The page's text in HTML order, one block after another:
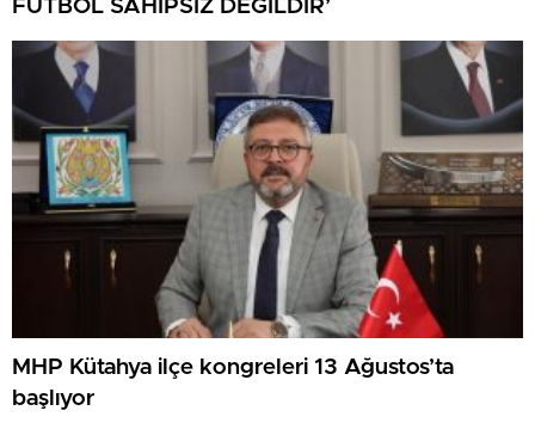
FUTBOL SAHİPSİZ DEĞİLDİR’
MHP Kütahya ilçe kongreleri 13 Ağustos’ta
başlıyor